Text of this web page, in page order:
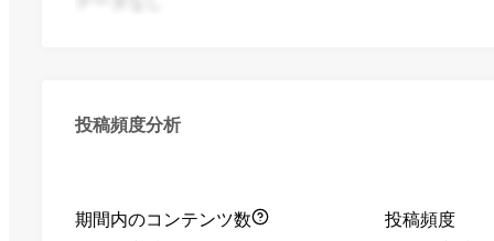
投稿頻度分析
期間内のコンテンツ数 投稿頻度